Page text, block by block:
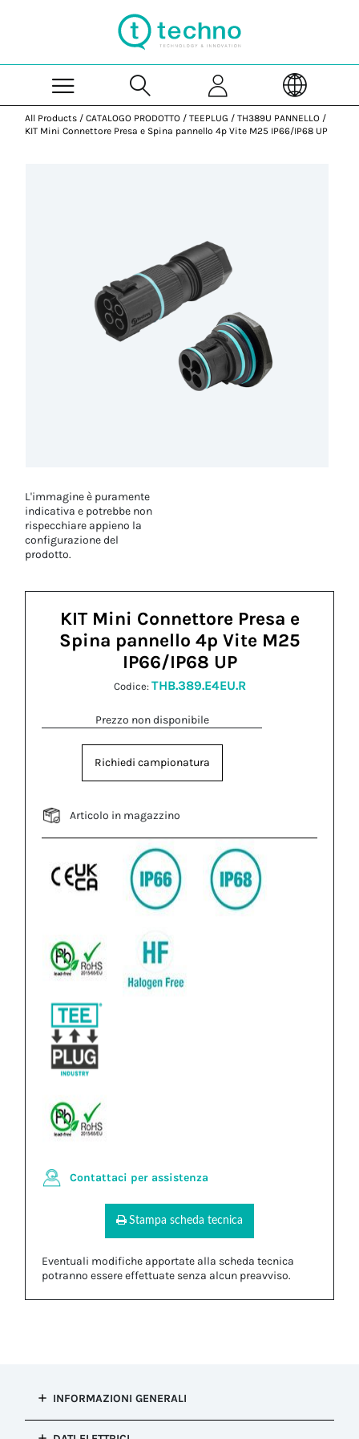
All Products / CATALOGO PRODOTTO / TEEPLUG / TH389U PANNELLO /
KIT Mini Connettore Presa e Spina pannello 4p Vite M25 IP66/IP68 UP
L'immagine è puramente
indicativa e potrebbe non
rispecchiare appieno la
configurazione del
prodotto.
KIT Mini Connettore Presa e
Spina pannello 4p Vite M25
IP66/IP68 UP
Codice: THB.389.E4EU.R
Prezzo non disponibile
Richiedi campionatura
Articolo in magazzino
Contattaci per assistenza
Stampa scheda tecnica
Eventuali modifiche apportate alla scheda tecnica
potranno essere effettuate senza alcun preavviso.
INFORMAZIONI GENERALI